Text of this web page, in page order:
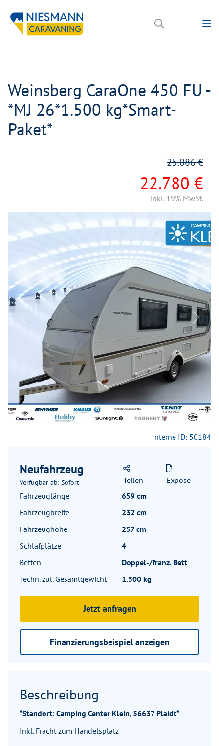
Weinsberg CaraOne 450 FU -
*MJ 26*1.500 kg*Smart-
Paket*
22.780 €
25.086 €
inkl. 19% MwSt.
Previous Next
Interne ID: 50184
Neufahrzeug
Verfügbar ab: Sofort Teilen
Exposé
Fahrzeuglänge
659 cm
Fahrzeugbreite
232 cm
Fahrzeughöhe
257 cm
Schlafplätze
4
Betten
Doppel-/franz. Bett
Techn. zul. Gesamtgewicht
1.500 kg
Jetzt anfragen
Finanzierungsbeispiel anzeigen
Beschreibung
*Standort: Camping Center Klein, 56637 Plaidt*
Inkl. Fracht zum Handelsplatz